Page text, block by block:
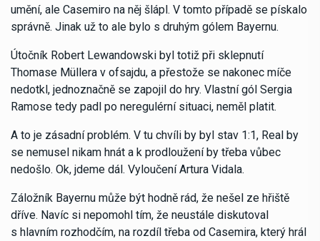
umění, ale Casemiro na něj šlápl. V tomto případě se pískalo
správně. Jinak už to ale bylo s druhým gólem Bayernu.
Útočník Robert Lewandowski byl totiž při sklepnutí
Thomase Müllera v ofsajdu, a přestože se nakonec míče
nedotkl, jednoznačně se zapojil do hry. Vlastní gól Sergia
Ramose tedy padl po neregulérní situaci, neměl platit.
A to je zásadní problém. V tu chvíli by byl stav 1:1, Real by
se nemusel nikam hnát a k prodloužení by třeba vůbec
nedošlo. Ok, jdeme dál. Vyloučení Artura Vidala.
Záložník Bayernu může být hodně rád, že nešel ze hřiště
dříve. Navíc si nepomohl tím, že neustále diskutoval
s hlavním rozhodčím, na rozdíl třeba od Casemira, který hrál